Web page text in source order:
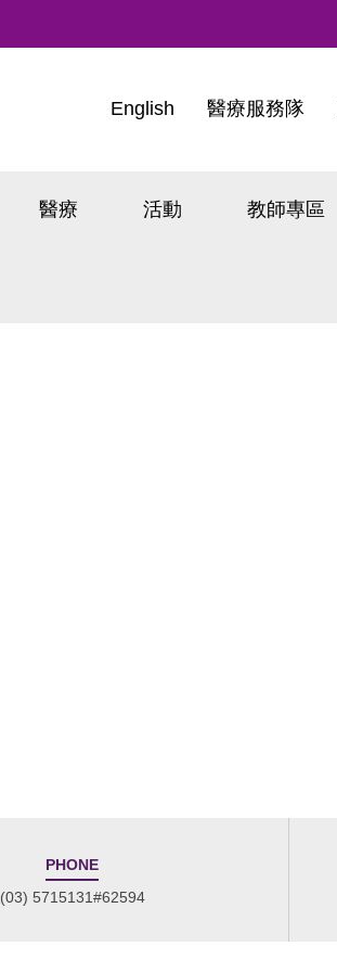
English 醫療服務隊
醫療 活動 教師專區
PHONE
(03) 5715131#62594